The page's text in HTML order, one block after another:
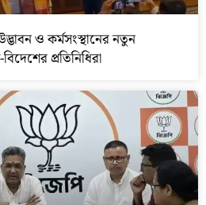
ও কর্মসংস্থানের নতুন
প্রতিনিধিরা